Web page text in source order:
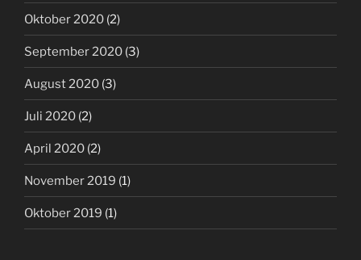
Oktober 2020 (2)
September 2020 (3)
August 2020 (3)
Juli 2020 (2)
April 2020 (2)
November 2019 (1)
Oktober 2019 (1)